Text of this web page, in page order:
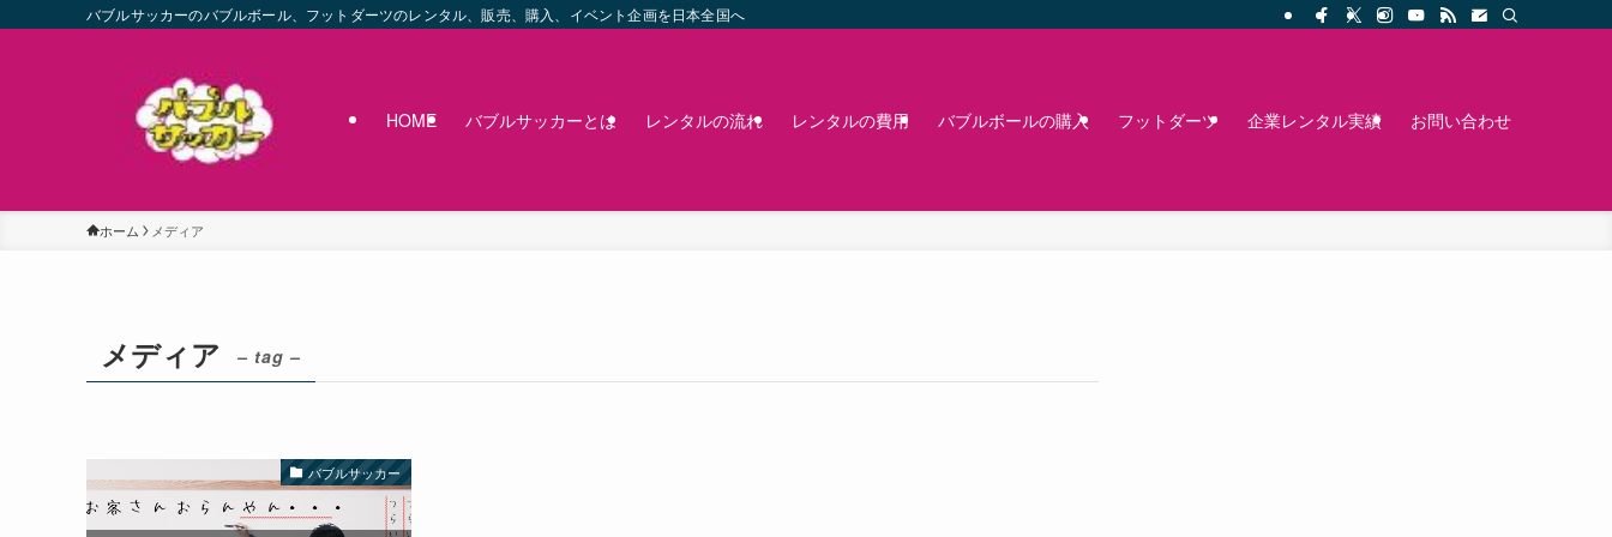
バブルサッカーのバブルボール、フットダーツのレンタル、販売、購入、イベント企画を日本全国へ
HOME バブルサッカーとは レンタルの流れ レンタルの費用 バブルボールの購入 フットダーツ 企業レンタル実績 お問い合わせ
ホーム メディア
メディア – tag –
バブルサッカー